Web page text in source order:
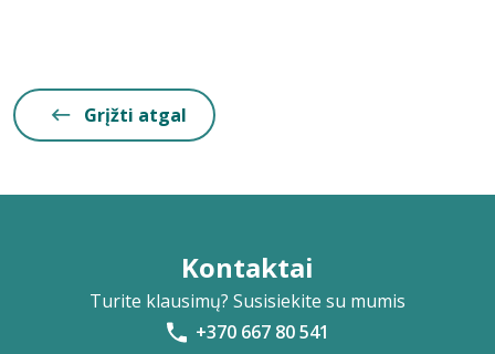
Grįžti atgal
Kontaktai
Turite klausimų? Susisiekite su mumis
+370 667 80 541